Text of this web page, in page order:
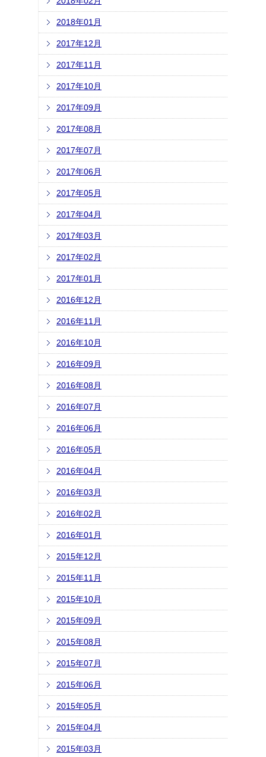
2018年01月
2017年12月
2017年11月
2017年10月
2017年09月
2017年08月
2017年07月
2017年06月
2017年05月
2017年04月
2017年03月
2017年02月
2017年01月
2016年12月
2016年11月
2016年10月
2016年09月
2016年08月
2016年07月
2016年06月
2016年05月
2016年04月
2016年03月
2016年02月
2016年01月
2015年12月
2015年11月
2015年10月
2015年09月
2015年08月
2015年07月
2015年06月
2015年05月
2015年04月
2015年03月